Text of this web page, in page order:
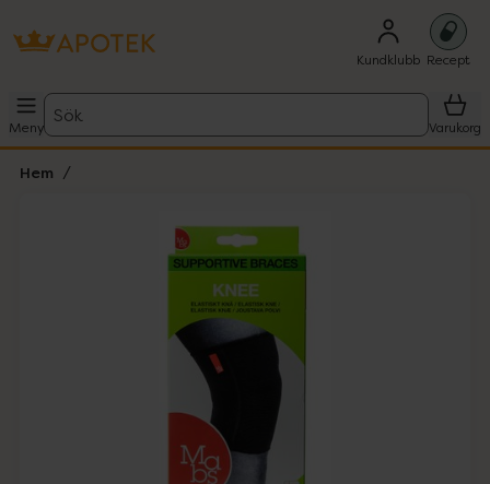
Kundklubb Recept
Meny
Sök
Varukorg
Hem
Lista: . Innehåller 2 objekt.